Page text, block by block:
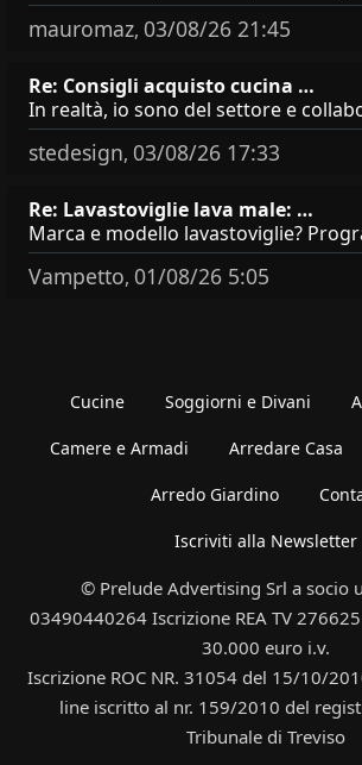
mauromaz, 03/08/26 21:45
Re: Consigli acquisto cucina …
stedesign, 03/08/26 17:33
Re: Lavastoviglie lava male: …
Vampetto, 01/08/26 5:05
Cucine Soggiorni e Divani
Camere e Armadi Arredare Casa
Arredo Giardino
Iscriviti alla Newsletter
© Prelude Advertising Srl a socio
03490440264 Iscrizione REA TV
30.000 euro i.v.
Iscrizione ROC NR. 31054 del 15/10/
line iscritto al nr. 159/2010 del
Tribunale di Treviso